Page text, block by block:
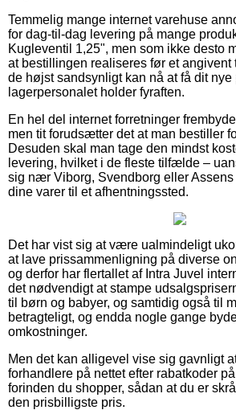
Temmelig mange internet varehuse
for dag-til-dag levering på mange
Kugleventil 1,25", men som ikke desto
at bestillingen realiseres før et angivent
de højst sandsynligt kan nå at få dit nye
lagerpersonalet holder fyraften.
En hel del internet forretninger
men tit forudsætter det at man bestiller
Desuden skal man tage den mindst
levering, hvilket i de fleste tilfælde –
sig nær Viborg, Svendborg eller
dine varer til et afhentningssted.
Det har vist sig at være ualmindeligt
at lave prissammenligning på diverse
og derfor har flertallet af Intra Juvel
det nødvendigt at stampe
til børn og babyer, og samtidig også til
betragteligt, og endda nogle gange
omkostninger.
Men det kan alligevel vise sig gavnligt
forhandlere på nettet efter rabatkoder
forinden du shopper, sådan at du er
den prisbilligste pris.